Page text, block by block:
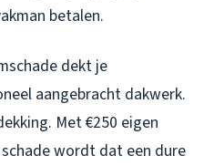
betalen.
dekt je
aangebracht dakwerk.
Met €250 eigen
wordt dat een dure